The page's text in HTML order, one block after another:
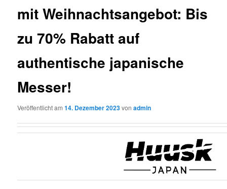
mit Weihnachtsangebot: Bis
zu 70% Rabatt auf
authentische japanische
Messer!
Veröffentlicht am14. Dezember 2023vonadmin